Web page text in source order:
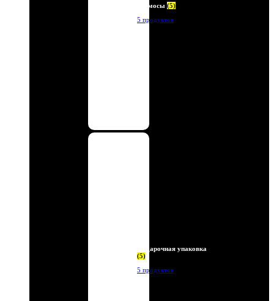
Термосы (5)
5 продуктов
Подарочная упаковка
(5)
5 продуктов